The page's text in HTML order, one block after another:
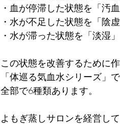
・血が停滞した状態を「汚血
・水が不足した状態を「陰虚
・水が滞った状態を「淡湿」
この状態を改善するために
「体巡る気血水シリーズ」で
全部で6種類あります。
よもぎ蒸しサロンを経営し